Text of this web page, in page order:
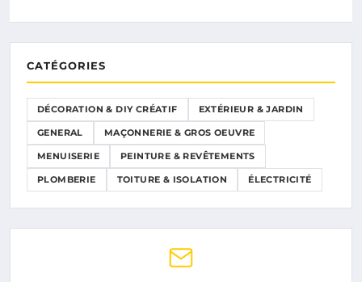
CATÉGORIES
DÉCORATION & DIY CRÉATIF EXTÉRIEUR & JARDIN
GENERAL MAÇONNERIE & GROS OEUVRE
MENUISERIE PEINTURE & REVÊTEMENTS
PLOMBERIE TOITURE & ISOLATION ÉLECTRICITÉ